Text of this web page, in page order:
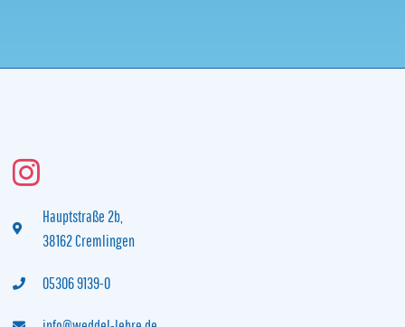
Hauptstraße 2b,
38162 Cremlingen
05306 9139-0‬